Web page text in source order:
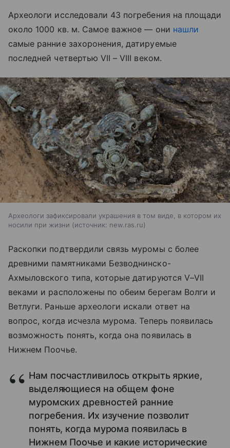
Археологи исследовали 43 погребения на площади
около 1000 кв. м. Самое важное — они нашли
самые ранние захоронения, датируемые
последней четвертью VII – VIII веком.
Археологи зафиксировали украшения в том виде, в котором их
носили при жизни
источник: new.ras.ru
Раскопки подтвердили связь муромы с более
древними памятниками Безводнинско-
Ахмыловского типа, которые датируются V–VII
веками и расположены по обеим берегам Волги и
Ветлуги. Раньше археологи искали ответ на
вопрос, когда исчезла мурома. Теперь появилась
возможность понять, когда она появилась в
Нижнем Поочье.
Нам посчастливилось открыть яркие,
выделяющиеся на общем фоне
муромских древностей ранние
погребения. Их изучение позволит
понять, когда мурома появилась в
Нижнем Поочье и какие исторические